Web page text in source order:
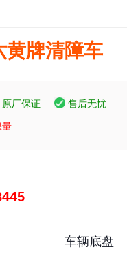
黄牌清障车
原厂保证 售后无忧
量
车辆底盘